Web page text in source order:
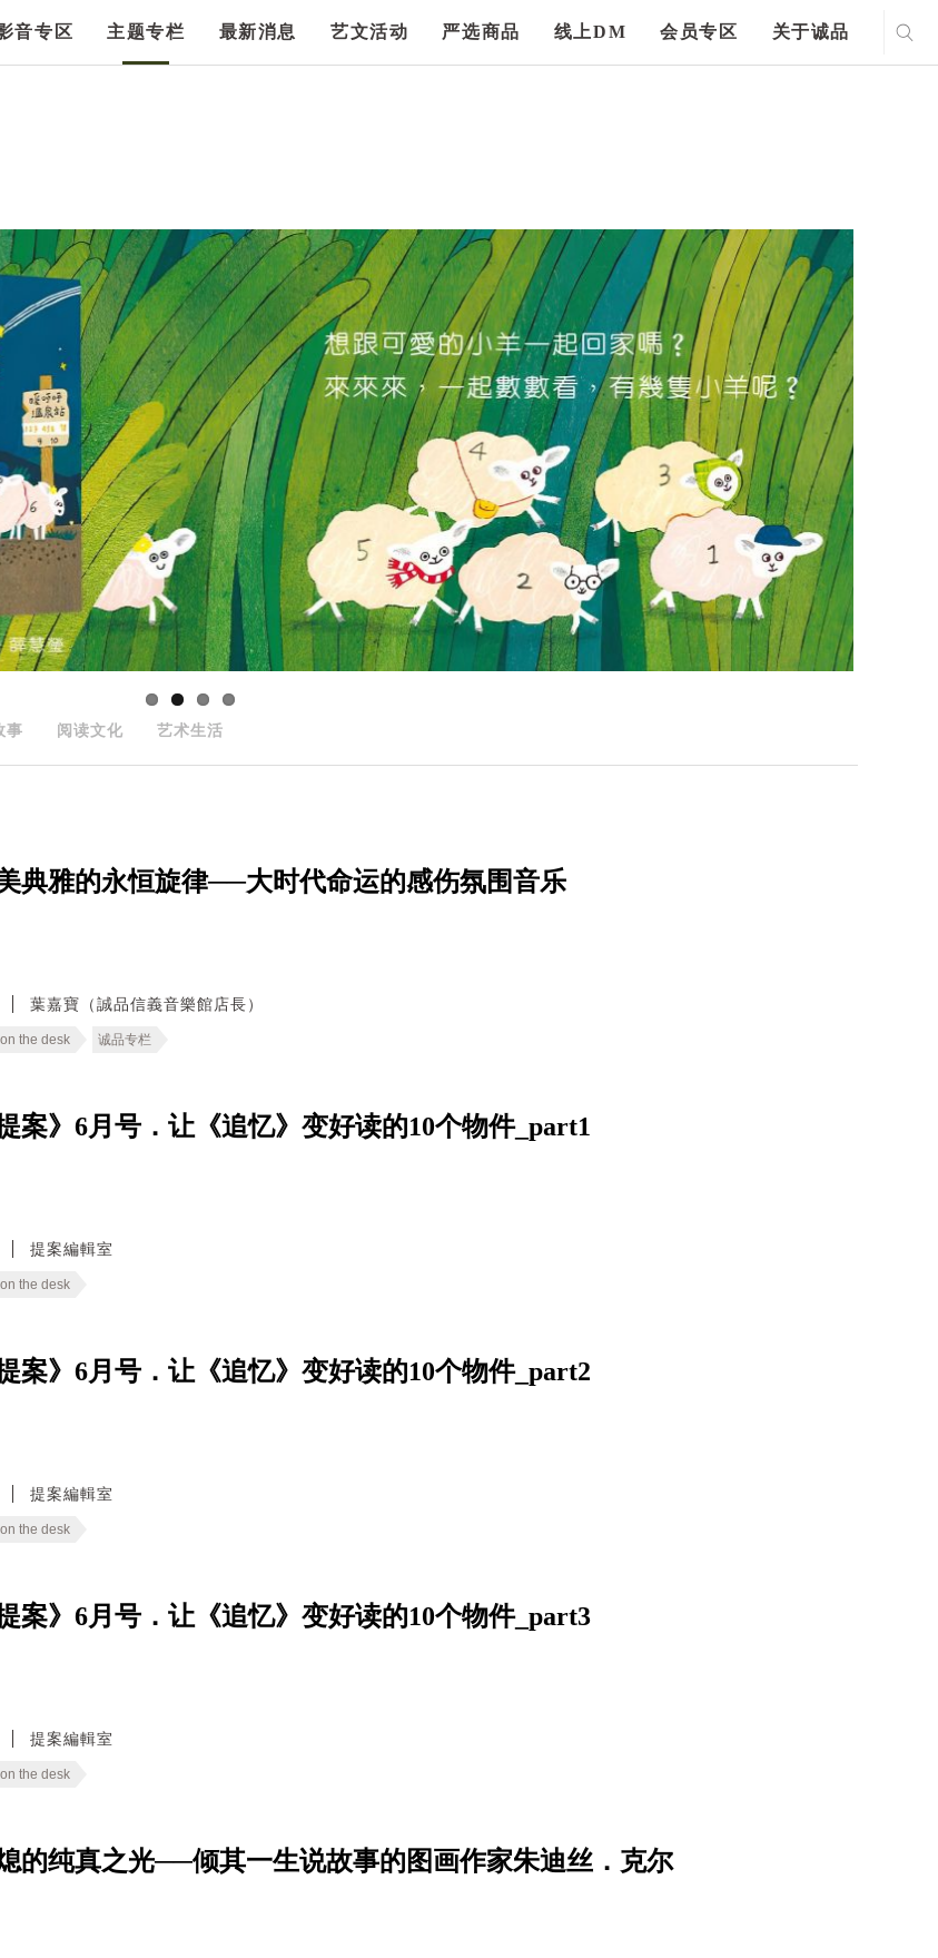
音专区 主题专栏 最新消息 艺文活动 严选商品 线上DM 会员专区 关于诚品
事 阅读文化 艺术生活
典雅的永恒旋律──大时代命运的感伤氛围音乐
葉嘉寶（誠品信義音樂館店長）
the desk 诚品专栏
提案》6月号．让《追忆》变好读的10个物件_part1
提案編輯室
the desk
提案》6月号．让《追忆》变好读的10个物件_part2
提案編輯室
the desk
提案》6月号．让《追忆》变好读的10个物件_part3
提案編輯室
the desk
的纯真之光──倾其一生说故事的图画作家朱迪丝．克尔